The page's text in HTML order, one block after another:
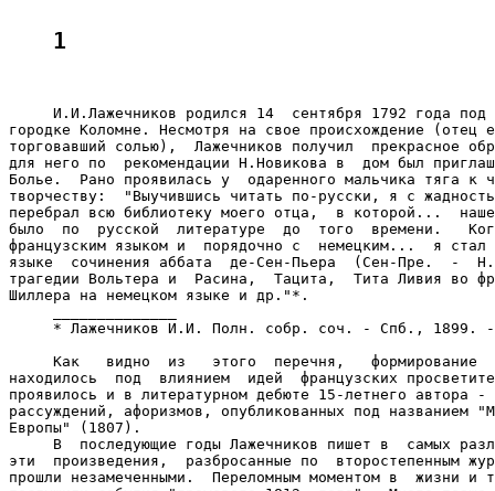
1
И.И.Лажечников родился 14  сентября 1792 года под
городке Коломне. Несмотря на свое происхождение (отец
торговавший солью),  Лажечников получил  прекрасное
для него по  рекомендации Н.Новикова в  дом был
Болье.  Рано проявилась у  одаренного мальчика тяга к
творчеству:  "Выучившись читать по-русски, я с
перебрал всю библиотеку моего отца,  в которой...
было  по  русской  литературе  до  того  времени.
французским языком и  порядочно с  немецким...  я стал
языке  сочинения аббата  де-Сен-Пьера  (Сен-Пре.  -
трагедии Вольтера и  Расина,  Тацита,  Тита Ливия во
Шиллера на немецком языке и др."*.
* Лажечников И.И. Полн. собр. соч. - Спб., 1899.
Как   видно  из   этого  перечня,   формирование
находилось  под  влиянием  идей  французских
проявилось и в литературном дебюте 15-летнего автора -
рассуждений, афоризмов, опубликованных под названием
Европы" (1807).
В  последующие годы Лажечников пишет в  самых
эти  произведения,  разбросанные по  второстепенным
прошли незамеченными.  Переломным моментом в  жизни и